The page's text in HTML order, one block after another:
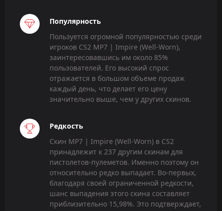
Популярность
Пользуется огромной популярностью среди
игроков CS2 MP7 | Impire (Well-Worn),
заинтересовавшись им около 85%
пользователей. Его высокий спрос
отражается в большом объеме продаж
каждый день, что делает его цену
значительно выше, чем у других скинов.
Редкость
Скин MP7 | Impire (Well-Worn) в CS2
принадлежит к 237 другим скинам для
пистолетов-пулеметов. Именно поэтому он
относительно редко выпадает. Во-первых,
благодаря своей ограниченной редкости,
шанс выпадения этого скина составляет
приблизительно 15,98%. Это подтверждает,